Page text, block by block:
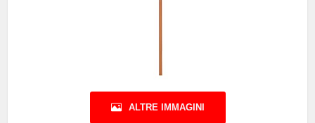
ALTRE IMMAGINI